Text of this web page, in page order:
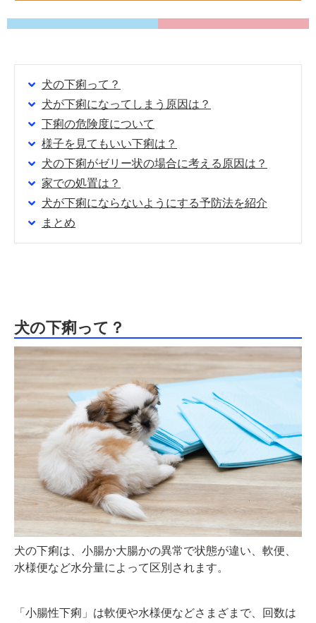
犬の下痢って？
犬が下痢になってしまう原因は？
下痢の危険度について
様子を見てもいい下痢は？
犬の下痢がゼリー状の場合に考える原因は？
家での処置は？
犬が下痢にならないようにする予防法を紹介
まとめ
犬の下痢って？
犬の下痢は、小腸か大腸かの異常で状態が違い、軟便、
水様便など水分量によって区別されます。
「小腸性下痢」は軟便や水様便などさまざまで、回数は